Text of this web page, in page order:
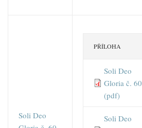
Soli Deo
PŘÍLOHA
Soli Deo
Gloria č. 60
(pdf)
Soli Deo